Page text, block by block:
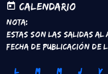
Calendario
Nota:
Estas son las salidas al
fecha de publicación de
L M M J V